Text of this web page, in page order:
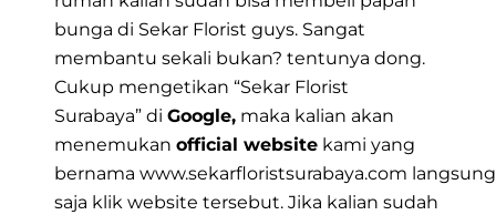
bunga di Sekar Florist guys. Sangat
membantu sekali bukan? tentunya dong.
Cukup mengetikan “Sekar Florist
Surabaya” di Google, maka kalian akan
menemukan official website kami yang
bernama www.sekarfloristsurabaya.com langsung
saja klik website tersebut. Jika kalian sudah